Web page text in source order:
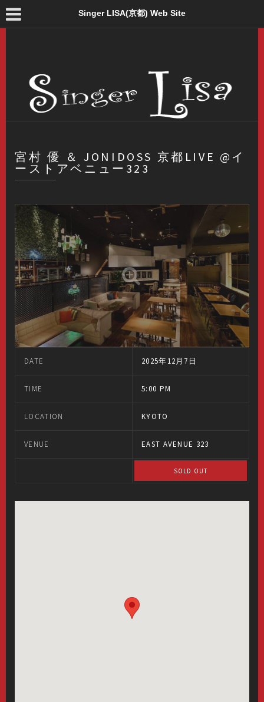
Singer LISA(京都) Web Site
宮村 優 ＆ JONIDOSS 京都LIVE @イ
ーストアベニュー323
DATE 2025年12月7日
TIME 5:00 PM
LOCATION KYOTO
VENUE EAST AVENUE 323
SOLD OUT